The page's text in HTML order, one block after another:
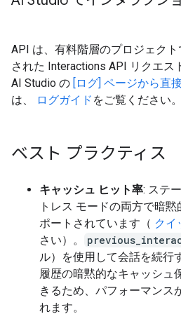
API は、有料階層のプロジェクト
された Interactions API リクエス
AI Studio の [ログ] ページから直
は、
ログガイド をご覧ください。
ベスト プラクティス
キャッシュ ヒット率: ステ
トレス モードの両方で暗
ポートされています（ クイ
さい）。
ル）を使用して会話を続行
履歴の暗黙的なキャッシュ
きるため、パフォーマンス
れます。